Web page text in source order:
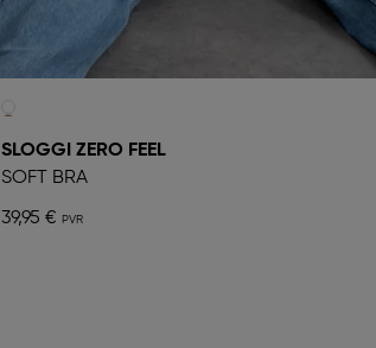
SLOGGI ZERO FEEL
SOFT BRA
39,95 €